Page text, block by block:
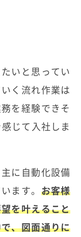
いと思ってい
く流れ作業は
を経験できそ
じて入社しま
に自動化設備
ます。 お客様
を叶えること
、図面通りに